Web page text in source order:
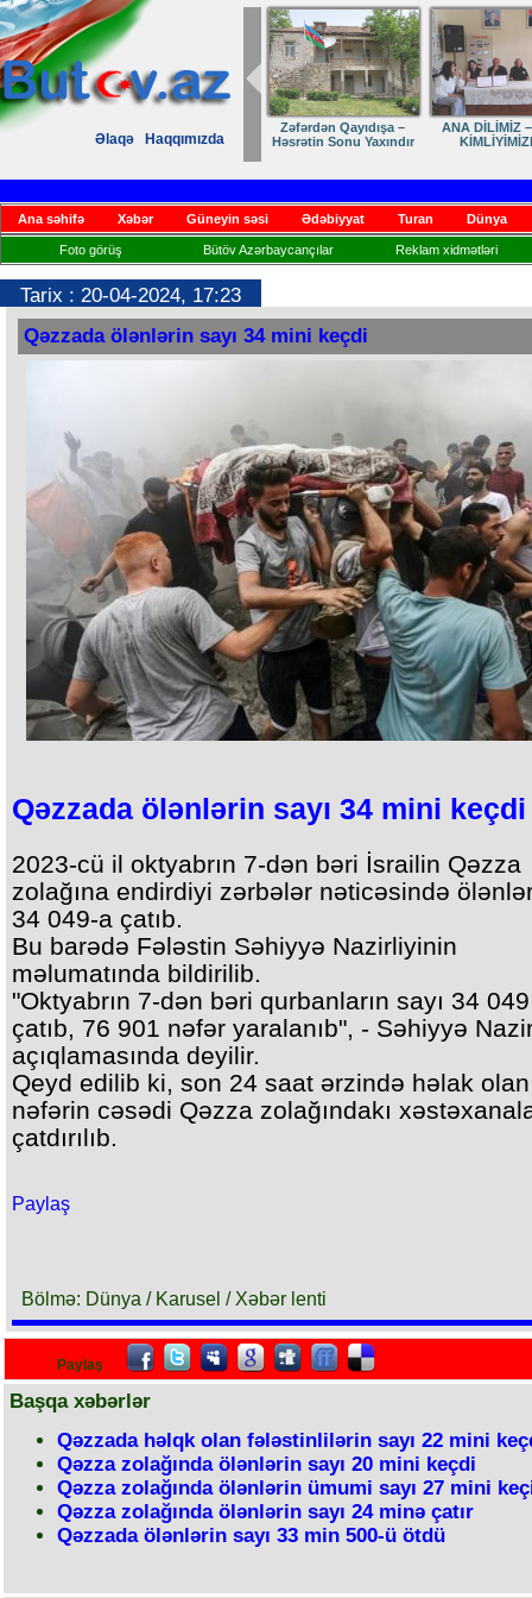
Əlaqə Haqqımızda
Zəfərdən Qayıdışa –
Həsrətin Sonu Yaxındır
ANA DİLİMİZ
Ana səhifə Xəbər Güneyin səsi Ədəbiyyat Turan Dünya
Foto görüş Bütöv Azərbaycançılar Reklam xidmətləri
Tarix : 20-04-2024, 17:23
Qəzzada ölənlərin sayı 34 mini keçdi
Qəzzada ölənlərin sayı 34 mini keçdi
2023-cü il oktyabrın 7-dən bəri İsrailin Qəzza
zolağına endirdiyi zərbələr nəticəsində
34 049-a çatıb.
Bu barədə Fələstin Səhiyyə Nazirliyinin
məlumatında bildirilib.
"Oktyabrın 7-dən bəri qurbanların sayı 34
çatıb, 76 901 nəfər yaralanıb", - Səhiyyə
açıqlamasında deyilir.
Qeyd edilib ki, son 24 saat ərzində həlak
nəfərin cəsədi Qəzza zolağındakı
çatdırılıb.
Paylaş
Bölmə: Dünya / Karusel / Xəbər lenti
Paylaş
Başqa xəbərlər
Qəzzada həlqk olan fələstinlilərin sayı 22 mini
Qəzza zolağında ölənlərin sayı 20 mini keçdi
Qəzza zolağında ölənlərin ümumi sayı 27 mini
Qəzza zolağında ölənlərin sayı 24 minə çatır
Qəzzada ölənlərin sayı 33 min 500-ü ötdü